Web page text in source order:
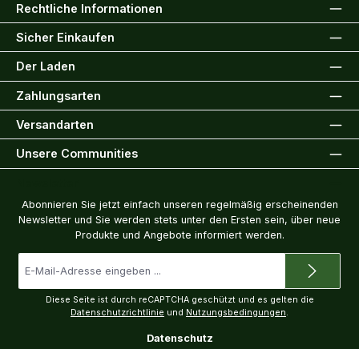
Rechtliche Informationen
Sicher Einkaufen
Der Laden
Zahlungsarten
Versandarten
Unsere Communities
Abonnieren Sie jetzt einfach unseren regelmäßig erscheinenden
Newsletter und Sie werden stets unter den Ersten sein, über neue
Produkte und Angebote informiert werden.
Mail-
Adresse
Diese Seite ist durch reCAPTCHA geschützt und es gelten die
Datenschutzrichtlinie und Nutzungsbedingungen.
Datenschutz